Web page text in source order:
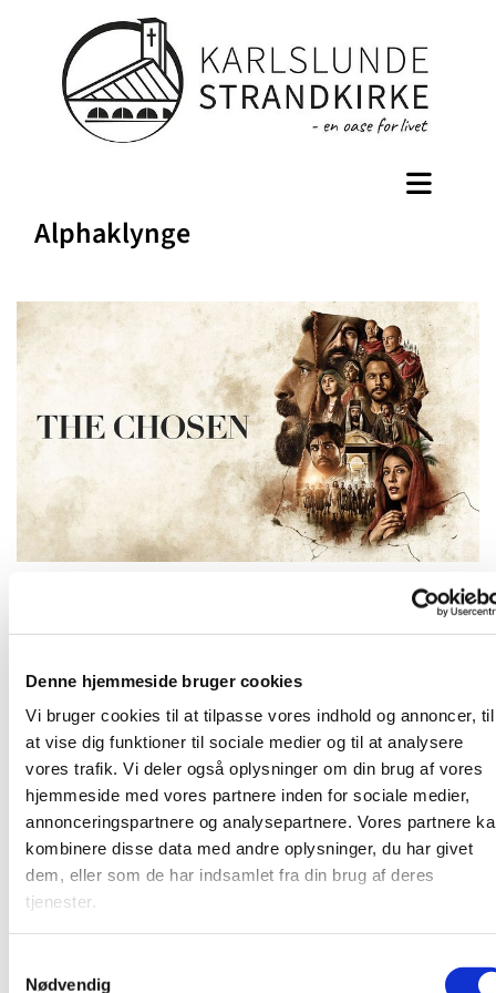
Denne hjemmeside bruger cookies
Vi bruger cookies til at tilpasse vores indhold og annoncer, til
at vise dig funktioner til sociale medier og til at analysere
vores trafik. Vi deler også oplysninger om din brug af vores
hjemmeside med vores partnere inden for sociale medier,
annonceringspartnere og analysepartnere. Vores partnere
kombinere disse data med andre oplysninger, du har givet
dem, eller som de har indsamlet fra din brug af deres
tjenester.
Nødvendig
Alphaklynge
Tirsdag 11. maj 2027, kl. 19:00 - 21:00
Vi ser filmen "The Chosen" sammen
Vi ser "The Chosen"